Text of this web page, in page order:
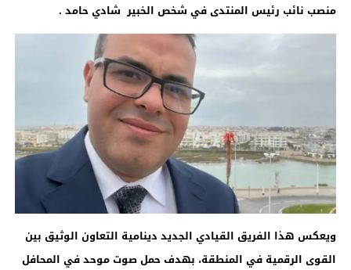
منصب نائب رئيس المنتدى في شخص الخبير شادي حامد .
ويعكس هذا الفريق القيادي الجديد دينامية التعاون الوثيق بين
القوى الرقمية في المنطقة، بهدف حمل صوت موحد في المحافل